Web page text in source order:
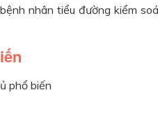
nhân tiểu đường kiểm
phổ biến